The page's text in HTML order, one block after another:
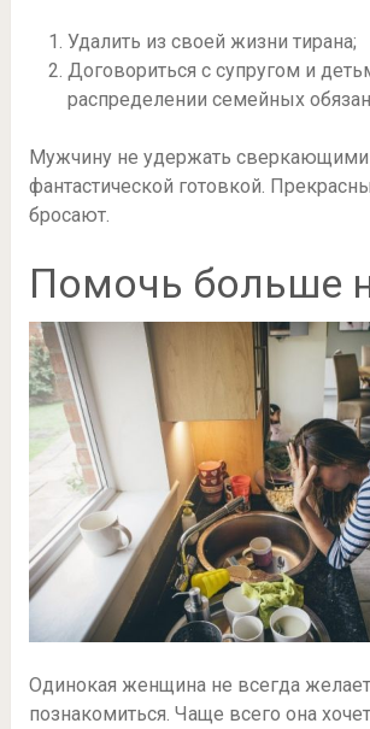
Удалить из своей жизни тирана;
Договориться с супругом и
распределении семейных
Мужчину не удержать
фантастической готовкой.
бросают.
Помочь больше
Одинокая женщина не всегда желает
познакомиться. Чаще всего она